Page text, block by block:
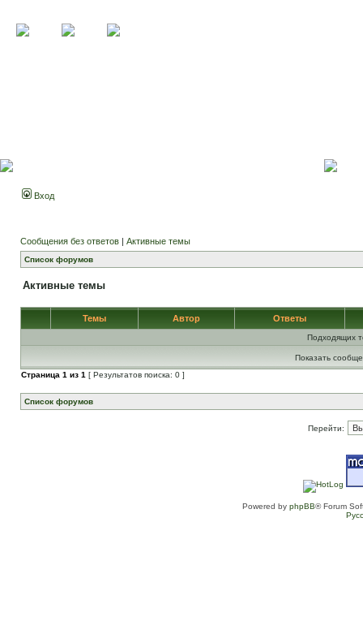
Вход
Сообщения без ответов | Активные темы
Список форумов
Активные темы
Темы Автор Ответы
Подходящих
Показать
Страница 1 из 1 [ Результатов поиска: 0 ]
Список форумов
Перейти:
Powered by phpBB® Forum